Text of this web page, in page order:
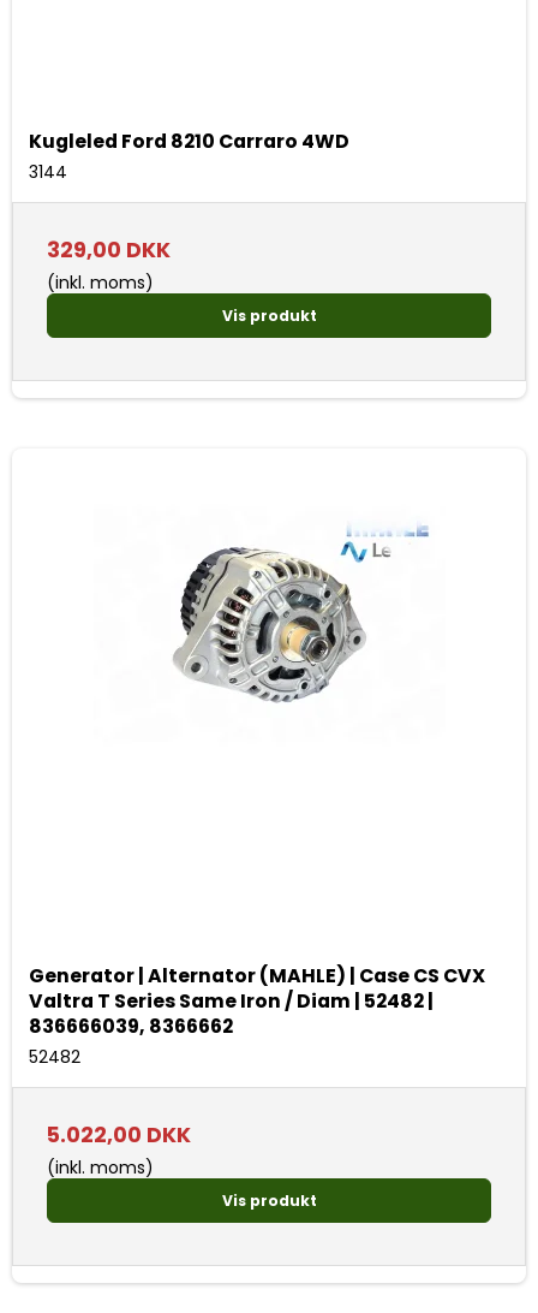
Kugleled Ford 8210 Carraro 4WD
3144
329,00 DKK
(inkl. moms)
Vis produkt
Generator | Alternator (MAHLE) | Case CS CVX
Valtra T Series Same Iron / Diam | 52482 |
836666039, 8366662
52482
5.022,00 DKK
(inkl. moms)
Vis produkt